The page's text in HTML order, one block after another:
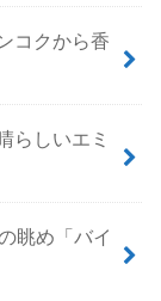
コクから香
らしいエミ
眺め「バイ